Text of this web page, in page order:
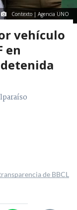
Contexto | Agencia UNO
vehículo
en
de BBCL